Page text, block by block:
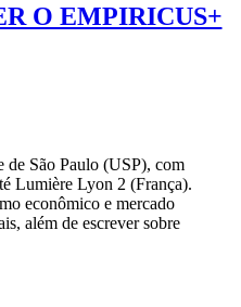
O EMPIRICUS+
de São Paulo (USP), com
Lumière Lyon 2 (França).
econômico e mercado
além de escrever sobre